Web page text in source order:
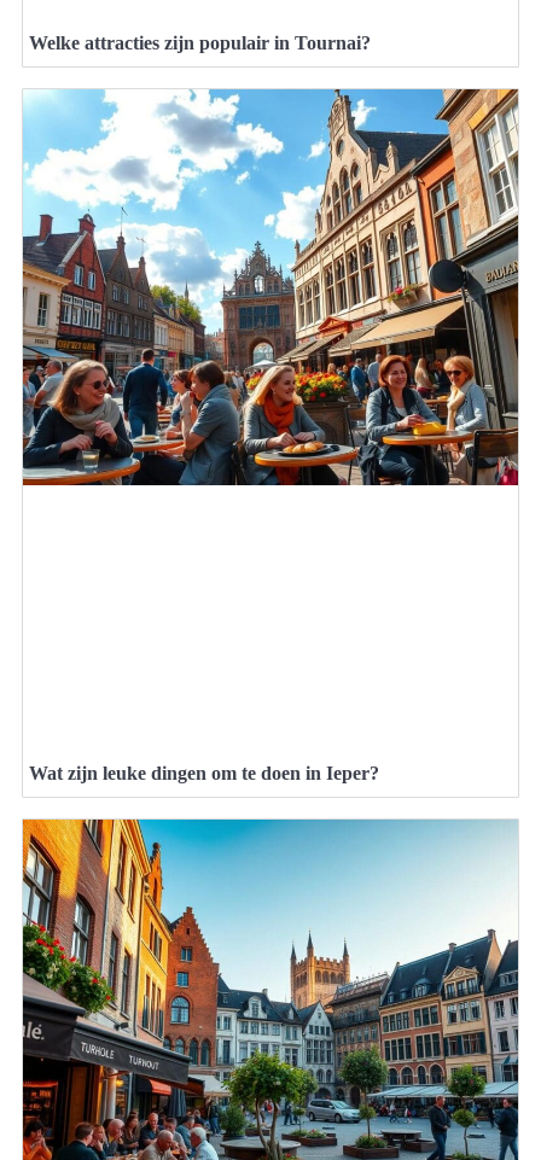
Welke attracties zijn populair in Tournai?
Wat zijn leuke dingen om te doen in Ieper?